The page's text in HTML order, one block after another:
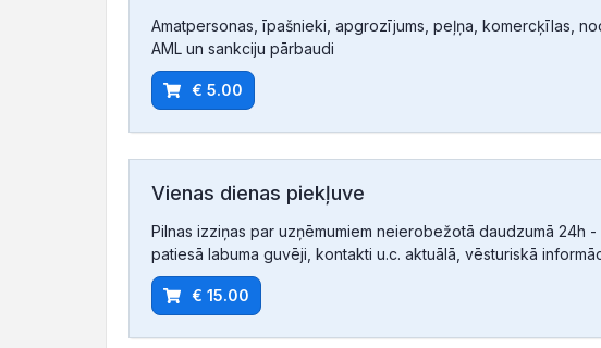
Amatpersonas, īpašnieki, apgrozījums, peļņa, komercķīlas,
AML un sankciju pārbaudi
€ 5.00
Vienas dienas piekļuve
Pilnas izziņas par uzņēmumiem neierobežotā daudzumā 24h
patiesā labuma guvēji, kontakti u.c. aktuālā, vēsturiskā
€ 15.00